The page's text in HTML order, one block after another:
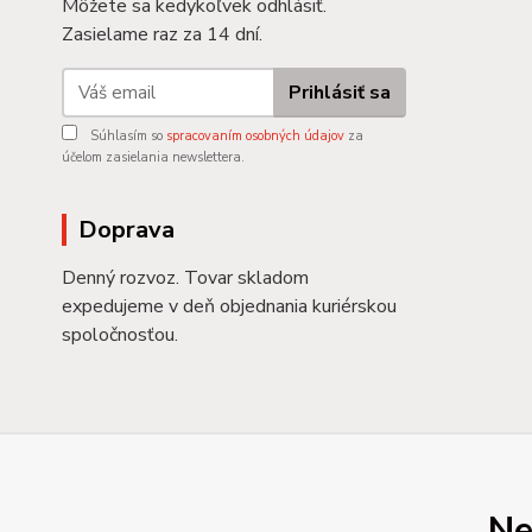
Môžete sa kedykoľvek odhlásiť.
Zasielame raz za 14 dní.
Prihlásiť sa
Súhlasím so spracovaním osobných údajov za
účelom zasielania newslettera.
Doprava
Denný rozvoz. Tovar skladom
expedujeme v deň objednania kuriérskou
spoločnosťou.